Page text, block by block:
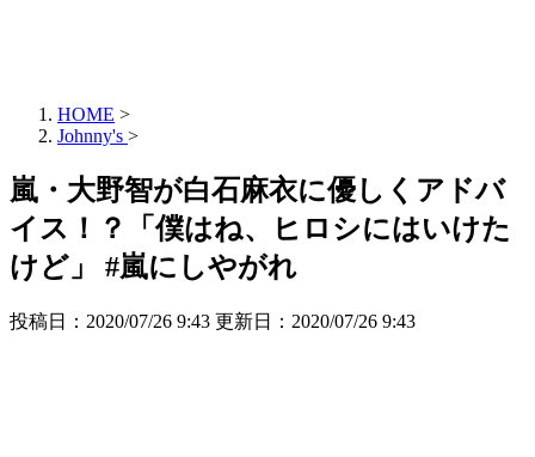
HOME >
Johnny's >
嵐・大野智が白石麻衣に優しくアドバ
イス！？「僕はね、ヒロシにはいけた
けど」 #嵐にしやがれ
投稿日：2020/07/26 9:43 更新日： 2020/07/26 9:43